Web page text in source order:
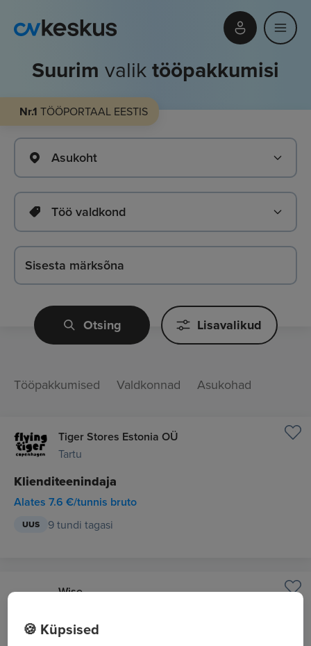
Suurim valiktööpakkumisi
Nr.1 TÖÖPORTAAL EESTIS
Asukoht
Töö valdkond
Otsing Lisavalikud
Tööpakkumised Valdkonnad Asukohad
Tiger Stores Estonia OÜ
Tartu
Klienditeenindaja
Alates 7.6 €/tunnis bruto
UUS 9 tundi tagasi
Wise
Senior Software Engineer - Finance Core
🍪 Küpsised